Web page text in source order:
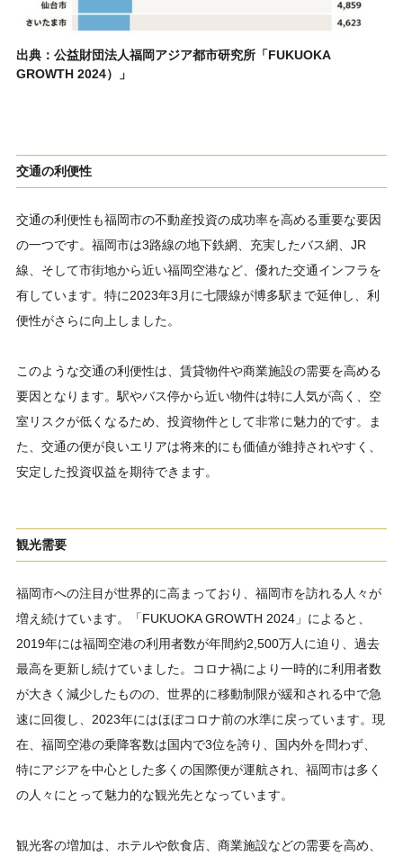
出典：公益財団法人福岡アジア都市研究所「FUKUOKA
GROWTH 2024）」
交通の利便性
交通の利便性も福岡市の不動産投資の成功率を高める重要な要因
の一つです。福岡市は3路線の地下鉄網、充実したバス網、JR
線、そして市街地から近い福岡空港など、優れた交通インフラを
有しています。特に2023年3月に七隈線が博多駅まで延伸し、利
便性がさらに向上しました。
このような交通の利便性は、賃貸物件や商業施設の需要を高める
要因となります。駅やバス停から近い物件は特に人気が高く、空
室リスクが低くなるため、投資物件として非常に魅力的です。ま
た、交通の便が良いエリアは将来的にも価値が維持されやすく、
安定した投資収益を期待できます。
観光需要
福岡市への注目が世界的に高まっており、福岡市を訪れる人々が
増え続けています。「FUKUOKA GROWTH 2024」によると、
2019年には福岡空港の利用者数が年間約2,500万人に迫り、過去
最高を更新し続けていました。コロナ禍により一時的に利用者数
が大きく減少したものの、世界的に移動制限が緩和される中で急
速に回復し、2023年にはほぼコロナ前の水準に戻っています。現
在、福岡空港の乗降客数は国内で3位を誇り、国内外を問わず、
特にアジアを中心とした多くの国際便が運航され、福岡市は多く
の人々にとって魅力的な観光先となっています。
観光客の増加は、ホテルや飲食店、商業施設などの需要を高め、